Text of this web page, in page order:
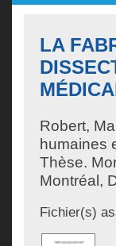
LA
Robert,
humaines
Thèse.
Montréal,
Fichier(s)